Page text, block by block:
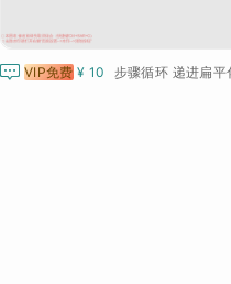
 VIP免费 ¥ 10